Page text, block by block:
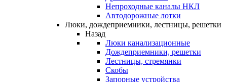
Непроходные каналы НКЛ
Автодорожные лотки
Люки, дождеприемники, лестницы, решетки
Назад
Люки канализационные
Дождеприемники, решетки
Лестницы, стремянки
Скобы
Запорные устройства